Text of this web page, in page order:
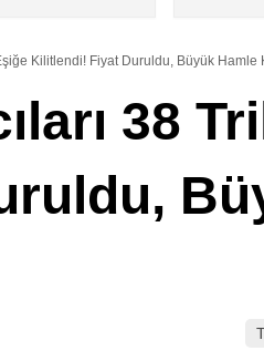
Kilitlendi! Fiyat Duruldu, Büyük Hamle
38